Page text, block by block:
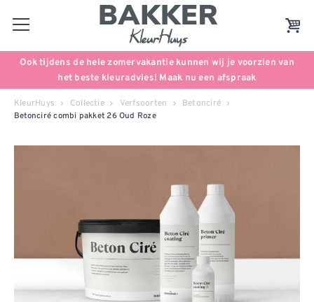
Ook tijdens de hele zomervakantie kunnen wij je voorzien van
het beste kleuradvies! Maak nu een afspraak
KleurHuys Collectie Verfsoorten Betonciré
Betonciré combi pakket 26 Oud Roze